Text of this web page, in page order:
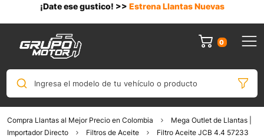
¡Date ese gustico! >> Estrena Llantas Nuevas
0
Ingresa el modelo de tu vehículo o producto
Compra Llantas al Mejor Precio en Colombia
Mega Outlet de Llantas |
Importador Directo
Filtros de Aceite
Filtro Aceite JCB 4.4 57233